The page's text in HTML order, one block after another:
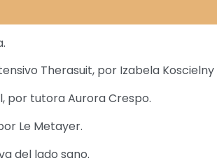
Therasuit, por Izabela Koscielny
por tutora Aurora Crespo.
Le Metayer.
del lado sano.